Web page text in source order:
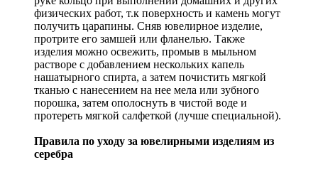
физических работ, т.к поверхность и камень могут
получить царапины. Сняв ювелирное изделие,
протрите его замшей или фланелью. Также
изделия можно освежить, промыв в мыльном
растворе с добавлением нескольких капель
нашатырного спирта, а затем почистить мягкой
тканью с нанесением на нее мела или зубного
порошка, затем ополоснуть в чистой воде и
протереть мягкой салфеткой (лучше специальной).
Правила по уходу за ювелирными изделиям из
серебра